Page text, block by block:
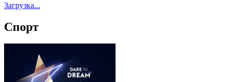
Загрузка...
Спорт